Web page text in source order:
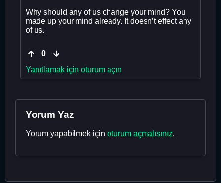
Why should any of us change your mind? You
made up your mind already. It doesn’t effect any
of us.
0
Yanıtlamak için oturum açın
Yorum Yaz
Yorum yapabilmek için oturum açmalısınız.